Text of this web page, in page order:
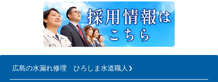
広島の水漏れ修理 ひろしま水道職人